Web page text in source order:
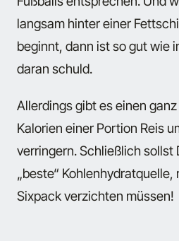
langsam hinter einer
beginnt, dann ist so gut wie
daran schuld.
Allerdings gibt es einen
Kalorien einer Portion Reis
verringern. Schließlich sollst
„beste“ Kohlenhydratquelle,
Sixpack verzichten müssen!